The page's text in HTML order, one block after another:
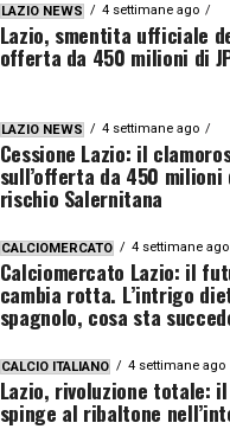
LAZIO NEWS 4 settimane ago
Lazio, smentita ufficiale
offerta da 450 milioni di
LAZIO NEWS 4 settimane ago
Cessione Lazio: il
sull’offerta da 450 milioni
rischio Salernitana
CALCIOMERCATO 4 settimane ago
Calciomercato Lazio: il
cambia rotta. L’intrigo
spagnolo, cosa sta
CALCIO ITALIANO 4 settimane ago
Lazio, rivoluzione totale:
spinge al ribaltone